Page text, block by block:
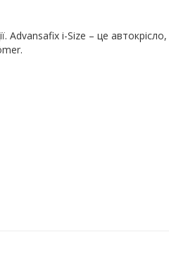
Advansafix i-Size – це автокрісло,